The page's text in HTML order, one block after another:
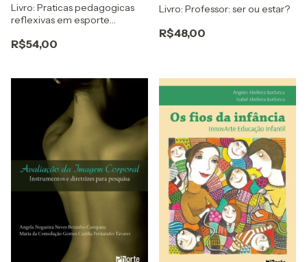
Livro: Praticas pedagogicas
reflexivas em esporte
Unidade didática como
R$54,00
Livro: Professor: ser ou estar?
R$48,00